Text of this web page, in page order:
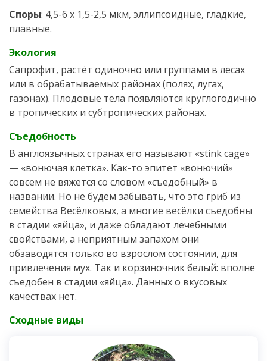
Споры: 4,5-6 х 1,5-2,5 мкм, эллипсоидные, гладкие,
плавные.
Экология
Сапрофит, растёт одиночно или группами в лесах
или в обрабатываемых районах (полях, лугах,
газонах). Плодовые тела появляются круглогодично
в тропических и субтропических районах.
Съедобность
В англоязычных странах его называют «stink cage»
— «вонючая клетка». Как-то эпитет «вонючий»
совсем не вяжется со словом «съедобный» в
названии. Но не будем забывать, что это гриб из
семейства Весёлковых, а многие весёлки съедобны
в стадии «яйца», и даже обладают лечебными
свойствами, а неприятным запахом они
обзаводятся только во взрослом состоянии, для
привлечения мух. Так и корзиночник белый: вполне
съедобен в стадии «яйца». Данных о вкусовых
качествах нет.
Сходные виды